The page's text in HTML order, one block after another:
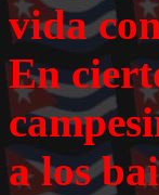
vida
En
a los